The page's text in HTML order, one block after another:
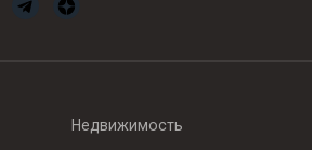
Недвижимость